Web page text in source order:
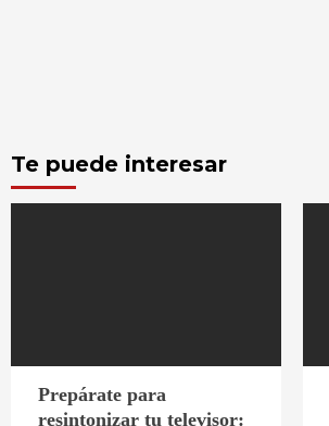
Te puede interesar
Prepárate para
resintonizar tu televisor: